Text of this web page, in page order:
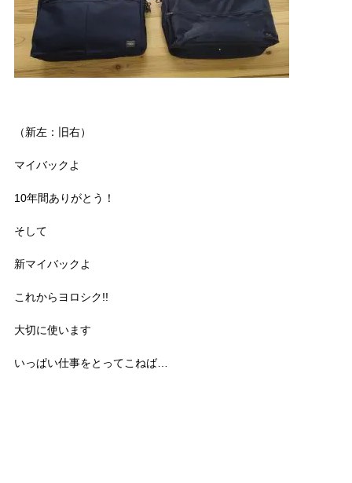
（新左：旧右）
マイバックよ
10年間ありがとう！
そして
新マイバックよ
これからヨロシク!!
大切に使います
いっぱい仕事をとってこねば…